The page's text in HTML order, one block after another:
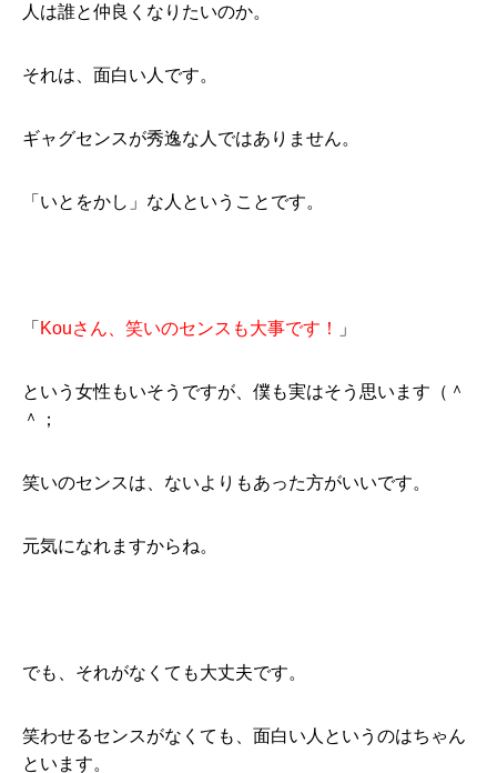
人は誰と仲良くなりたいのか。
それは、面白い人です。
ギャグセンスが秀逸な人ではありません。
「いとをかし」な人ということです。
「 Kouさん、笑いのセンスも大事です！ 」
という女性もいそうですが、僕も実はそう思います（＾
＾；
笑いのセンスは、ないよりもあった方がいいです。
元気になれますからね。
でも、それがなくても大丈夫です。
笑わせるセンスがなくても、面白い人というのはちゃん
といます。